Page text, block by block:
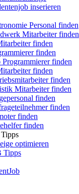
inserieren
Personal finden
Mitarbeiter finden
finden
finden
Programmierer finden
finden
finden
Mitarbeiter finden
finden
finden
finden
finden
optimieren
Tipps